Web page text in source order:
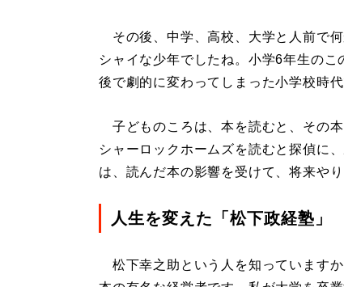
その後、中学、高校、大学と人前で
シャイな少年でしたね。小学6年生の
後で劇的に変わってしまった小学校時代
子どものころは、本を読むと、その
シャーロックホームズを読むと探偵に
は、読んだ本の影響を受けて、将来や
人生を変えた「松下政経塾」
松下幸之助という人を知っています